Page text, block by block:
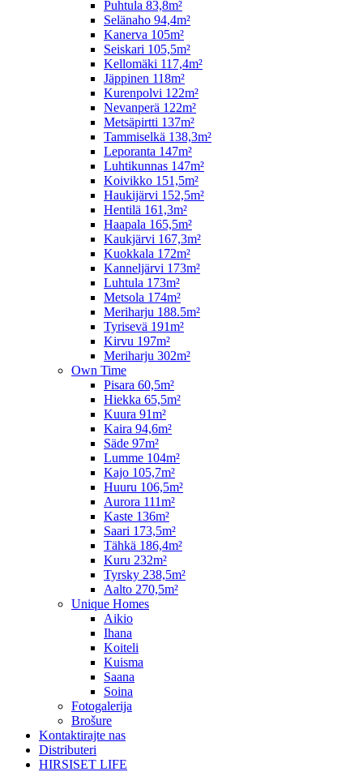
Puhtula 83,8m²
Selänaho 94,4m²
Kanerva 105m²
Seiskari 105,5m²
Kellomäki 117,4m²
Jäppinen 118m²
Kurenpolvi 122m²
Nevanperä 122m²
Metsäpirtti 137m²
Tammiselkä 138,3m²
Leporanta 147m²
Luhtikunnas 147m²
Koivikko 151,5m²
Haukijärvi 152,5m²
Hentilä 161,3m²
Haapala 165,5m²
Kaukjärvi 167,3m²
Kuokkala 172m²
Kanneljärvi 173m²
Luhtula 173m²
Metsola 174m²
Meriharju 188.5m²
Tyrisevä 191m²
Kirvu 197m²
Meriharju 302m²
Own Time
Pisara 60,5m²
Hiekka 65,5m²
Kuura 91m²
Kaira 94,6m²
Säde 97m²
Lumme 104m²
Kajo 105,7m²
Huuru 106,5m²
Aurora 111m²
Kaste 136m²
Saari 173,5m²
Tähkä 186,4m²
Kuru 232m²
Tyrsky 238,5m²
Aalto 270,5m²
Unique Homes
Aikio
Ihana
Koiteli
Kuisma
Saana
Soina
Fotogalerija
Brošure
Kontaktirajte nas
Distributeri
HIRSISET LIFE